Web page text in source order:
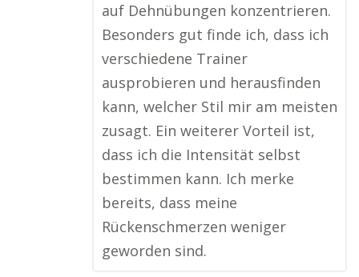
auf Dehnübungen konzentrieren.
Besonders gut finde ich, dass ich
verschiedene Trainer
ausprobieren und herausfinden
kann, welcher Stil mir am meisten
zusagt. Ein weiterer Vorteil ist,
dass ich die Intensität selbst
bestimmen kann. Ich merke
bereits, dass meine
Rückenschmerzen weniger
geworden sind.